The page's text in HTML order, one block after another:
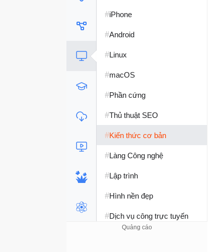
#iPhone
#Android
#Linux
#macOS
#Phần cứng
#Thủ thuật SEO
#Kiến thức cơ bản
#Làng Công nghệ
#Lập trình
#Hình nền đẹp
#Dịch vụ công trực tuyến